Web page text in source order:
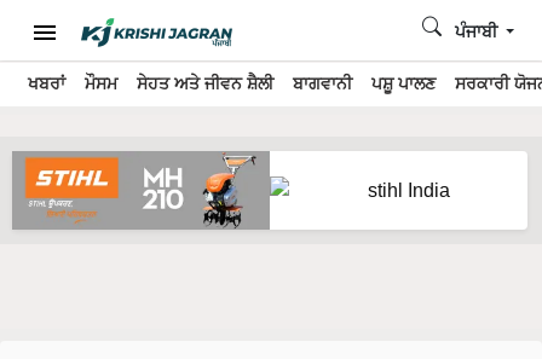
ਖਬਰਾਂ ਮੌਸਮ ਸੇਹਤ ਅਤੇ ਜੀਵਨ ਸ਼ੈਲੀ ਬਾਗਵਾਨੀ ਪਸ਼ੂ ਪਾਲਣ ਸਰਕਾਰੀ
ਪੰਜਾਬੀ